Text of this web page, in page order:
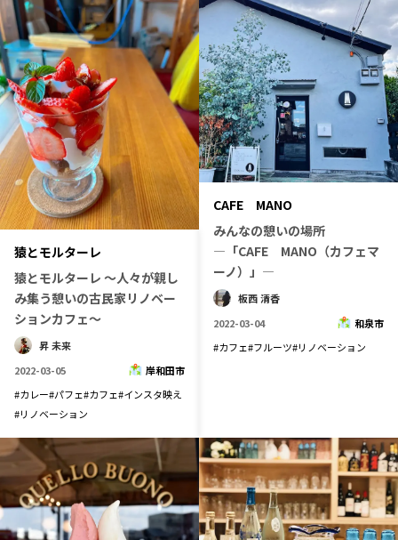
Localist
SDGsの先駆者
イベント
飲食店
地域豆知識
ニッポンの百選大全集
Sporkle
「人」から探す
記事ライター アンバサダー
お問い合わせ 会社概要
猿とモルターレ
猿とモルターレ 〜人々が親し
み集う憩いの古民家リノベー
ションカフェ〜
昇 未来
2022-03-05
岸和田市
#カレー#パフェ#カフェ#インスタ映え
#リノベーション
CAFE MANO
みんなの憩いの場所
―「CAFE MANO（カフェマ
ーノ）」―
板西 清香
2022-03-04
和泉市
#カフェ#フルーツ#リノベーション